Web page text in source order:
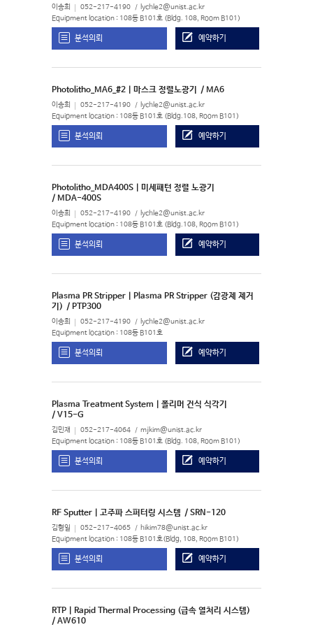
이송희 052-217-4190 lychle2@unist.ac.kr
Equipment location : 108동 B101호 (Bldg. 108, Room B101)
분석의뢰 예약하기
Photolitho_MA6_#2 | 마스크 정렬노광기 / MA6
이송희 052-217-4190 lychle2@unist.ac.kr
Equipment location : 108동 B101호 (Bldg.108, Room B101)
분석의뢰 예약하기
Photolitho_MDA400S | 미세패턴 정렬 노광기
/ MDA-400S
이송희 052-217-4190 lychle2@unist.ac.kr
Equipment location : 108동 B101호 (Bldg.108, Room B101)
분석의뢰 예약하기
Plasma PR Stripper | Plasma PR Stripper (감광제 제거
기) / PTP300
이송희 052-217-4190 lychle2@unist.ac.kr
Equipment location : 108동 B101호
분석의뢰 예약하기
Plasma Treatment System | 폴리머 건식 식각기
/ V15-G
김민재 052-217-4064 mjkim@unist.ac.kr
Equipment location : 108동 B101호 (Bldg. 108, Room B101)
분석의뢰 예약하기
RF Sputter | 고주파 스퍼터링 시스템 / SRN-120
김형일 052-217-4065 hikim78@unist.ac.kr
Equipment location : 108동 B101호(Bldg, 108, Room B101)
분석의뢰 예약하기
RTP | Rapid Thermal Processing (급속 열처리 시스템)
/ AW610